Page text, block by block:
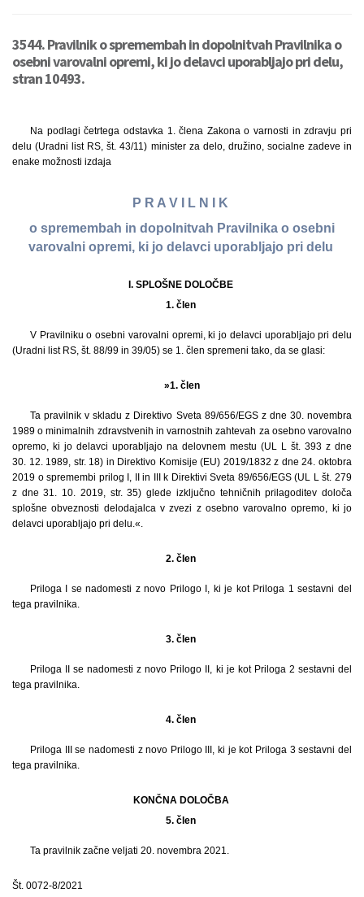
3544. Pravilnik o spremembah in dopolnitvah Pravilnika o
osebni varovalni opremi, ki jo delavci uporabljajo pri delu,
stran 10493.
Na podlagi četrtega odstavka 1. člena Zakona o varnosti in zdravju pri
delu (Uradni list RS, št. 43/11) minister za delo, družino, socialne zadeve in
enake možnosti izdaja
P R A V I L N I K
o spremembah in dopolnitvah Pravilnika o osebni
varovalni opremi, ki jo delavci uporabljajo pri delu
I. SPLOŠNE DOLOČBE
1. člen
V Pravilniku o osebni varovalni opremi, ki jo delavci uporabljajo pri delu
(Uradni list RS, št. 88/99 in 39/05) se 1. člen spremeni tako, da se glasi:
»1. člen
Ta pravilnik v skladu z Direktivo Sveta 89/656/EGS z dne 30. novembra
1989 o minimalnih zdravstvenih in varnostnih zahtevah za osebno varovalno
opremo, ki jo delavci uporabljajo na delovnem mestu (UL L št. 393 z dne
30. 12. 1989, str. 18) in Direktivo Komisije (EU) 2019/1832 z dne 24. oktobra
2019 o spremembi prilog I, II in III k Direktivi Sveta 89/656/EGS (UL L št. 279
z dne 31. 10. 2019, str. 35) glede izključno tehničnih prilagoditev določa
splošne obveznosti delodajalca v zvezi z osebno varovalno opremo, ki jo
delavci uporabljajo pri delu.«.
2. člen
Priloga I se nadomesti z novo Prilogo I, ki je kot Priloga 1 sestavni del
tega pravilnika.
3. člen
Priloga II se nadomesti z novo Prilogo II, ki je kot Priloga 2 sestavni del
tega pravilnika.
4. člen
Priloga III se nadomesti z novo Prilogo III, ki je kot Priloga 3 sestavni del
tega pravilnika.
KONČNA DOLOČBA
5. člen
Ta pravilnik začne veljati 20. novembra 2021.
Št. 0072-8/2021